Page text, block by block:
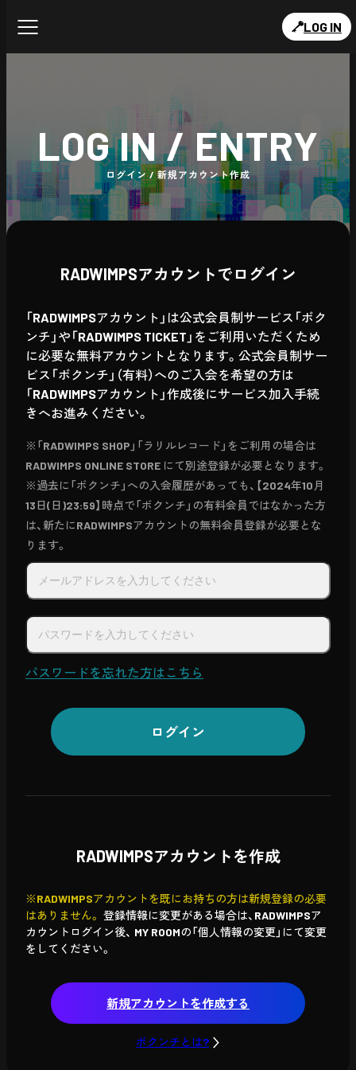
LOG IN
LOG IN / ENTRY
ログイン / 新規アカウント作成
RADWIMPSアカウントでログイン
「RADWIMPSアカウント」は公式会員制サービス「ボク
ンチ」や「RADWIMPS TICKET」をご利用いただくため
に必要な無料アカウントとなります。公式会員制サー
ビス「ボクンチ」（有料）へのご入会を希望の方は
「RADWIMPSアカウント」作成後にサービス加入手続
きへお進みください。
※「RADWIMPS SHOP」「ラリルレコード」をご利用の場合は
RADWIMPS ONLINE STORE にて別途登録が必要となります。
※過去に「ボクンチ」への入会履歴があっても、【2024年10月
13日(日)23:59】時点で「ボクンチ」の有料会員ではなかった方
は、新たにRADWIMPSアカウントの無料会員登録が必要とな
ります。
パスワードを忘れた方はこちら
ログイン
RADWIMPSアカウントを作成
※RADWIMPSアカウントを既にお持ちの方は新規登録の必要
はありません。 登録情報に変更がある場合は、RADWIMPSア
カウントログイン後、 MY ROOMの「個人情報の変更」にて変更
をしてください。
新規アカウントを作成する
ボクンチとは?